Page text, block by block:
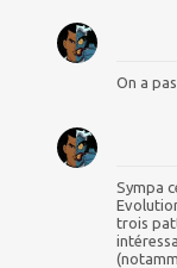
On a
Sympa
trois